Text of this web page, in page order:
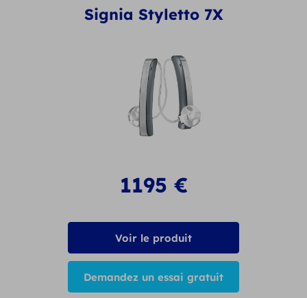
Signia Styletto 7X
1195 €
Voir le produit
Demandez un essai gratuit